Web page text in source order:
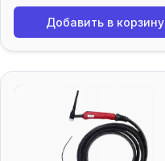
Добавить в корзину